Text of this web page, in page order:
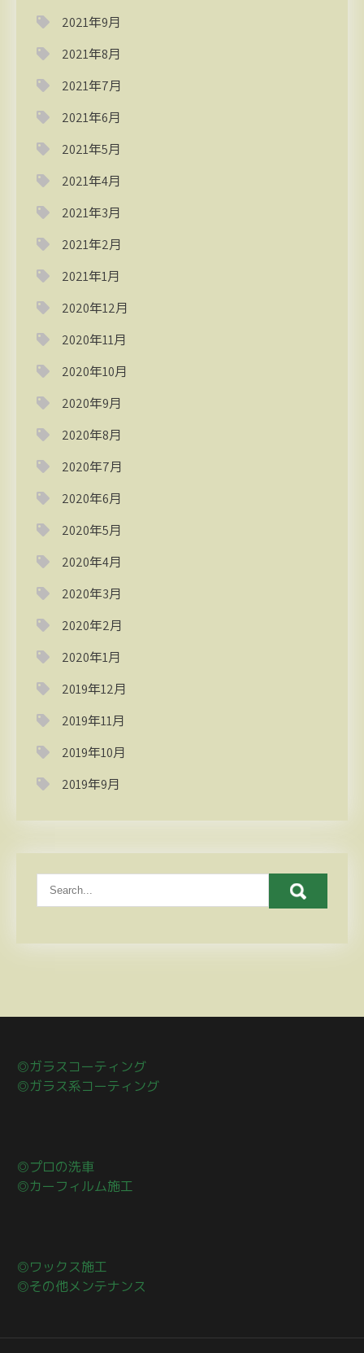
2021年9月
2021年8月
2021年7月
2021年6月
2021年5月
2021年4月
2021年3月
2021年2月
2021年1月
2020年12月
2020年11月
2020年10月
2020年9月
2020年8月
2020年7月
2020年6月
2020年5月
2020年4月
2020年3月
2020年2月
2020年1月
2019年12月
2019年11月
2019年10月
2019年9月
◎ガラスコーティング
◎ガラス系コーティング
◎プロの洗車
◎カーフィルム施工
◎ワックス施工
◎その他メンテナンス